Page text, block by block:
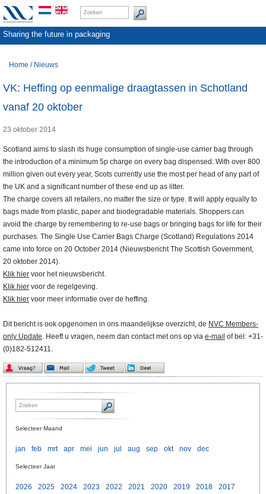
Sharing the future in packaging
Home / Nieuws
VK: Heffing op eenmalige draagtassen in Schotland
vanaf 20 oktober
23 oktober 2014
Scotland aims to slash its huge consumption of single-use carrier bag through
the introduction of a minimum 5p charge on every bag dispensed. With over 800
million given out every year, Scots currently use the most per head of any part of
the UK and a significant number of these end up as litter.
The charge covers all retailers, no matter the size or type. It will apply equally to
bags made from plastic, paper and biodegradable materials. Shoppers can
avoid the charge by remembering to re-use bags or bringing bags for life for their
purchases. The Single Use Carrier Bags Charge (Scotland) Regulations 2014
came into force on 20 October 2014 (Nieuwsbericht The Scottish Government,
20 oktober 2014).
Klik hier voor het nieuwsbericht.
Klik hier voor de regelgeving.
Klik hier voor meer informatie over de heffing.
Dit bericht is ook opgenomen in ons maandelijkse overzicht, de NVC Members-
only Update. Heeft u vragen, neem dan contact met ons op via e-mail of bel: +31-
(0)182-512411.
Selecteer Maand
jan feb mrt apr mei jun jul aug sep okt nov dec
Selecteer Jaar
2026 2025 2024 2023 2022 2021 2020 2019 2018
2017